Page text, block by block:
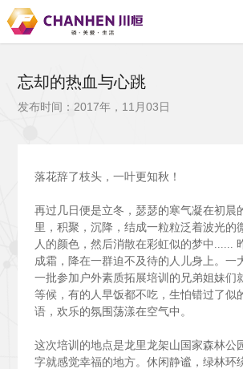
忘却的热血与心跳
发布时间：2017年，11月03日
落花辞了枝头，一叶更知秋！
再过几日便是立冬，瑟瑟的寒气凝在初晨
里，积聚，沉降，结成一粒粒泛着波光的
人的颜色，然后消散在彩虹似的梦中......
成霜，降在一群迫不及待的人儿身上。一
一批参加户外素质拓展培训的兄弟姐妹们
等候，有的人早饭都不吃，生怕错过了似
语，欢乐的氛围荡漾在空气中。
这次培训的地点是龙里龙架山国家森林公
字就感觉幸福的地方。休闲静谧，绿林环